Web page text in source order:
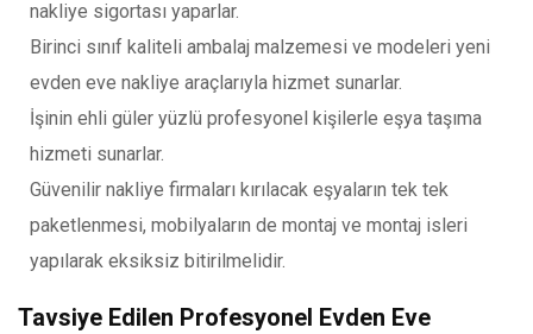
nakliye sigortası yaparlar.
Birinci sınıf kaliteli ambalaj malzemesi ve modeleri yeni
evden eve nakliye araçlarıyla hizmet sunarlar.
İşinin ehli güler yüzlü profesyonel kişilerle eşya taşıma
hizmeti sunarlar.
Güvenilir nakliye firmaları kırılacak eşyaların tek tek
paketlenmesi, mobilyaların de montaj ve montaj isleri
yapılarak eksiksiz bitirilmelidir.
Tavsiye Edilen Profesyonel Evden Eve